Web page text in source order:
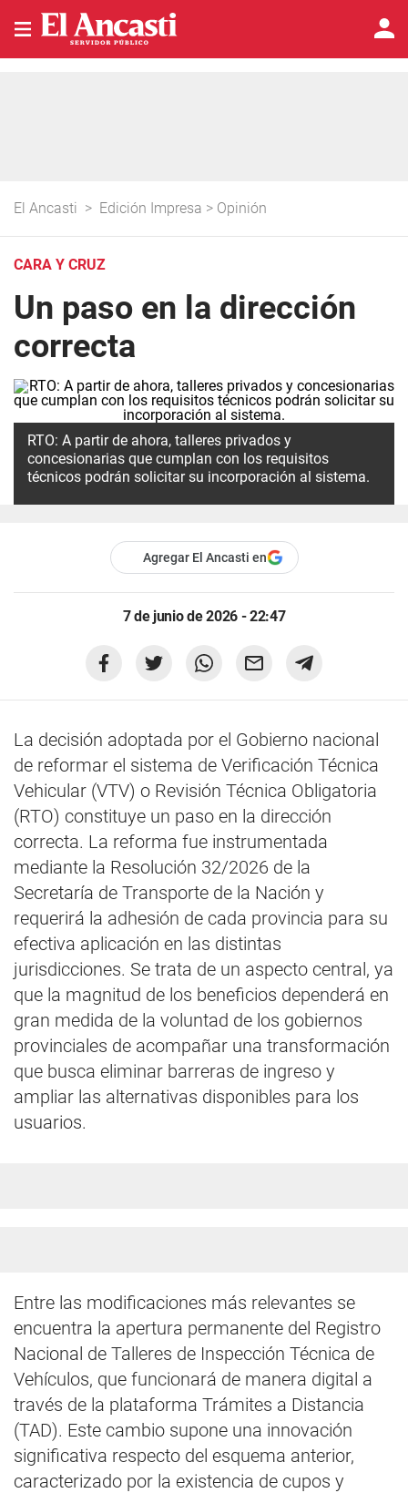
El Ancasti > Edición Impresa > Opinión
CARA Y CRUZ
Un paso en la dirección
correcta
RTO: A partir de ahora, talleres privados y
concesionarias que cumplan con los requisitos
técnicos podrán solicitar su incorporación al sistema.
Agregar El Ancasti en
7 de junio de 2026 - 22:47
La decisión adoptada por el Gobierno nacional
de reformar el sistema de Verificación Técnica
Vehicular (VTV) o Revisión Técnica Obligatoria
(RTO) constituye un paso en la dirección
correcta. La reforma fue instrumentada
mediante la Resolución 32/2026 de la
Secretaría de Transporte de la Nación y
requerirá la adhesión de cada provincia para su
efectiva aplicación en las distintas
jurisdicciones. Se trata de un aspecto central, ya
que la magnitud de los beneficios dependerá en
gran medida de la voluntad de los gobiernos
provinciales de acompañar una transformación
que busca eliminar barreras de ingreso y
ampliar las alternativas disponibles para los
usuarios.
Entre las modificaciones más relevantes se
encuentra la apertura permanente del Registro
Nacional de Talleres de Inspección Técnica de
Vehículos, que funcionará de manera digital a
través de la plataforma Trámites a Distancia
(TAD). Este cambio supone una innovación
significativa respecto del esquema anterior,
caracterizado por la existencia de cupos y